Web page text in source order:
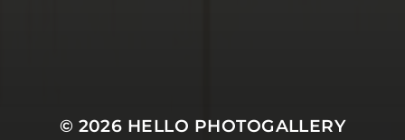
© 2026 HELLO PHOTOGALLERY